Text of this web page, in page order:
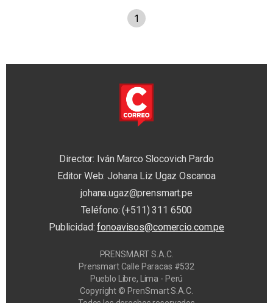
1
Director: Iván Marco Slocovich Pardo
Editor Web: Johana Liz Ugaz Oscanoa
johana.ugaz@prensmart.pe
Teléfono: (+511) 311 6500
Publicidad:fonoavisos@comercio.com.pe
PRENSMART S.A.C.
Prensmart Calle Paracas #532
Pueblo Libre, Lima - Perú
Copyright © PrenSmart S.A.C.